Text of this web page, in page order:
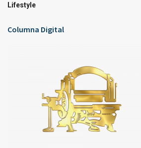
Lifestyle
Columna Digital